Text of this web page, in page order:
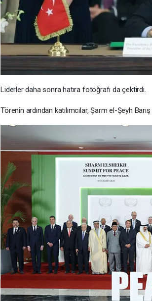
Liderler daha sonra hatıra fotoğrafı da çektirdi.
Törenin ardından katılımcılar, Şarm el-Şeyh